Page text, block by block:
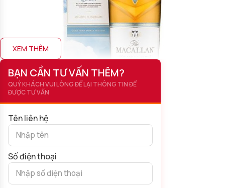
XEM THÊM
BẠN CẦN TƯ VẤN THÊM?
QUÝ KHÁCH VUI LÒNG ĐỂ LẠI THÔNG TIN ĐỂ
ĐƯỢC TƯ VẤN
Tên liên hệ
Số điện thoại